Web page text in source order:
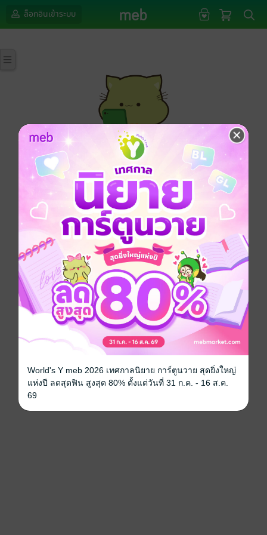
ล็อกอินเข้าระบบ
กรุณาเข้าสู่ระบบก่อนดำเนินรายการด้วยค่ะ
ล็อกอินเข้าระบบ
World's Y meb 2026 เทศกาลนิยาย การ์ตูนวาย สุดยิ่งใหญ่
แห่งปี ลดสุดฟิน สูงสุด 80% ตั้งแต่วันที่ 31 ก.ค. - 16 ส.ค.
69